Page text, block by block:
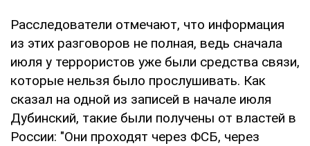
Расследователи отмечают, что информация
из этих разговоров не полная, ведь сначала
июля у террористов уже были средства связи,
которые нельзя было прослушивать. Как
сказал на одной из записей в начале июля
Дубинский, такие были получены от властей в
России: "Они проходят через ФСБ, через